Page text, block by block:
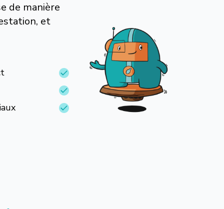
de manière
et